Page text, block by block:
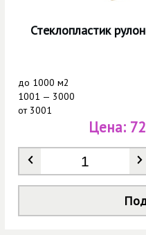
Стеклопластик
до 1000 м2
1001 — 3000
от3001
Количество
Цена: